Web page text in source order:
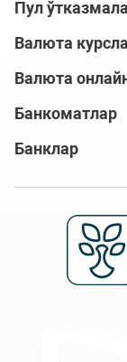
Пул
Валюта
Валюта
Банкоматлар
Банклар